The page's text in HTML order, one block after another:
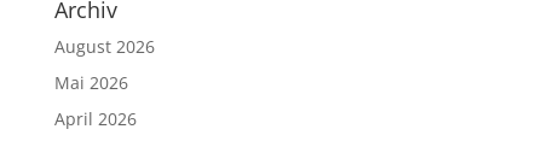
Archiv
August 2026
Mai 2026
April 2026